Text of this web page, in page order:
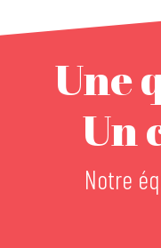
Une
Un
Notre